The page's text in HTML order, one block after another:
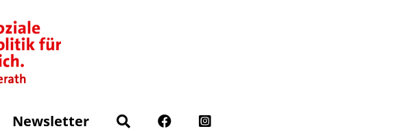
Newsletter